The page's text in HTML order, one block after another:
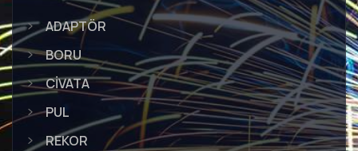
ADAPTÖR
BORU
CİVATA
PUL
REKOR